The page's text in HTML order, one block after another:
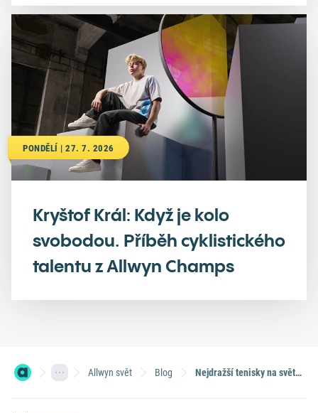
PONDĚLÍ | 27. 7. 2026
Kryštof Král: Když je kolo
svobodou. Příběh cyklistického
talentu z Allwyn Champs
Allwyn svět Blog Nejdražší tenisky na světě. Pár bot slavného muzikanta se vydražil za 38 milionů